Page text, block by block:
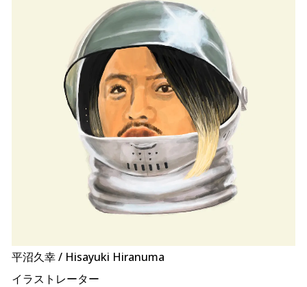
平沼久幸 / Hisayuki Hiranuma
イラストレーター